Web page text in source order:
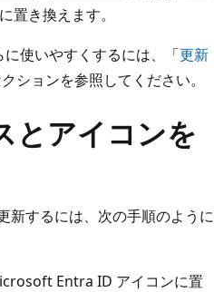
に置き換えます。
使いやすくするには、「更新
クションを参照してください。
とアイコンを
新するには、次の手順のように
Entra ID アイコンに置